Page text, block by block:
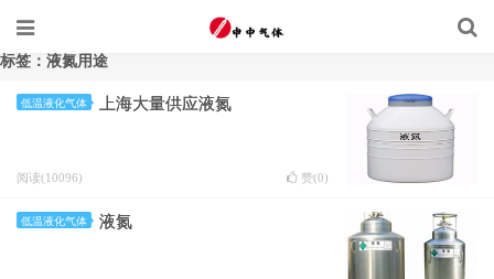
标签：液氮用途
低温液化气体 上海大量供应液氮
阅读(10096) 赞(0)
低温液化气体 液氮